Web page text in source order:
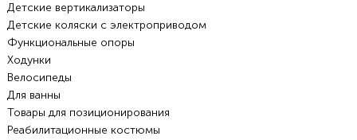
Детские вертикализаторы
Детские коляски с электроприводом
Функциональные опоры
Ходунки
Велосипеды
Для ванны
Товары для позиционирования
Реабилитационные костюмы